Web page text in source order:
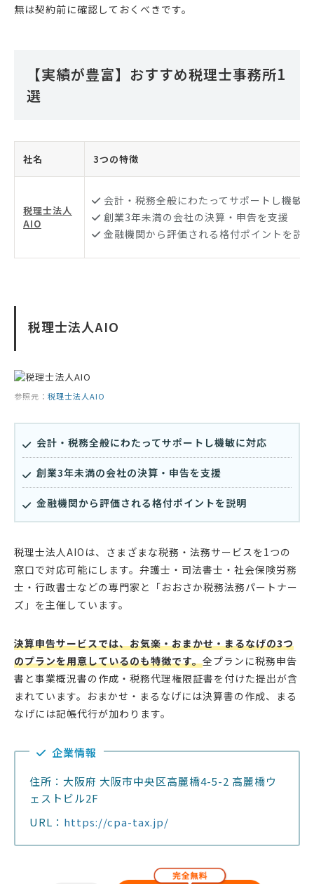
無は契約前に確認しておくべきです。
【実績が豊富】おすすめ税理士事務所1
選
社名 3つの特徴
税理士法人
AIO
会計・税務全般にわたってサポートし機敏
創業3年未満の会社の決算・申告を支援
金融機関から評価される格付ポイントを説明
税理士法人AIO
参照元： 税理士法人AIO
会計・税務全般にわたってサポートし機敏に対応
創業3年未満の会社の決算・申告を支援
金融機関から評価される格付ポイントを説明
税理士法人AIOは、さまざまな税務・法務サービスを1つの
窓口で対応可能にします。弁護士・司法書士・社会保険労務
士・行政書士などの専門家と「おおさか税務法務パートナー
ズ」を主催しています。
決算申告サービスでは、お気楽・おまかせ・まるなげの3つ
のプランを用意しているのも特徴です。全プランに税務申告
書と事業概況書の作成・税務代理権限証書を付けた提出が含
まれています。おまかせ・まるなげには決算書の作成、まる
なげには記帳代行が加わります。
企業情報
住所：大阪府 大阪市中央区高麗橋4-5-2 高麗橋ウ
ェストビル2F
URL： https://cpa-tax.jp/